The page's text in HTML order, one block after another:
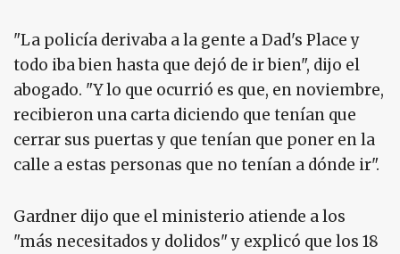
"La policía derivaba a la gente a Dad's Place y
todo iba bien hasta que dejó de ir bien", dijo el
abogado. "Y lo que ocurrió es que, en noviembre,
recibieron una carta diciendo que tenían que
cerrar sus puertas y que tenían que poner en la
calle a estas personas que no tenían a dónde ir".
Gardner dijo que el ministerio atiende a los
"más necesitados y dolidos" y explicó que los 18